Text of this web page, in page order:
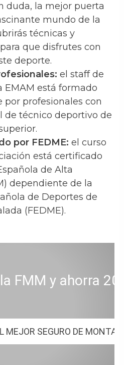
duda, la mejor puerta
mundo de la
técnicas y
que disfrutes con
deporte.
el staff de
EMAM está formado
por profesionales con
de técnico deportivo de
por FEDME: el curso
está certificado
de Alta
dependiente de la
de Deportes de
(FEDME).
FMM y ahorra
MEJOR SEGURO DE